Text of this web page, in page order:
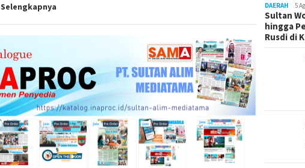
Selengkapnya
DAERAH 5
Sultan
hingga
Rusdi di